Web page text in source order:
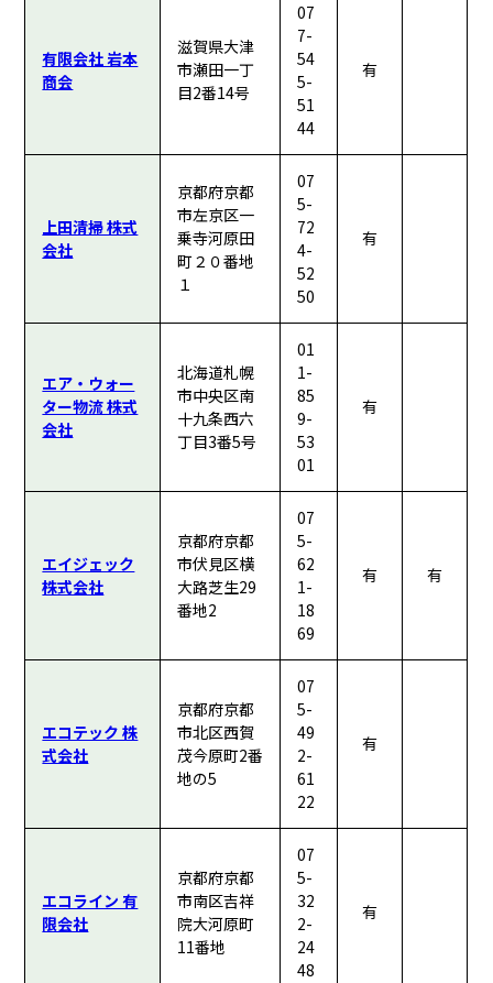
有限会社 岩本
商会
滋賀県大津
市瀬田一丁
目2番14号
07
7-
54
5-
51
44
有
上田清掃 株式
会社
京都府京都
市左京区一
乗寺河原田
町２０番地
１
07
5-
72
4-
52
50
有
エア・ウォー
ター物流 株式
会社
北海道札幌
市中央区南
十九条西六
丁目3番5号
01
1-
85
9-
53
01
有
エイジェック
株式会社
京都府京都
市伏見区横
大路芝生29
番地2
07
5-
62
1-
18
69
有 有
エコテック 株
式会社
京都府京都
市北区西賀
茂今原町2番
地の5
07
5-
49
2-
61
22
有
エコライン 有
限会社
京都府京都
市南区吉祥
院大河原町
11番地
07
5-
32
2-
24
48
有